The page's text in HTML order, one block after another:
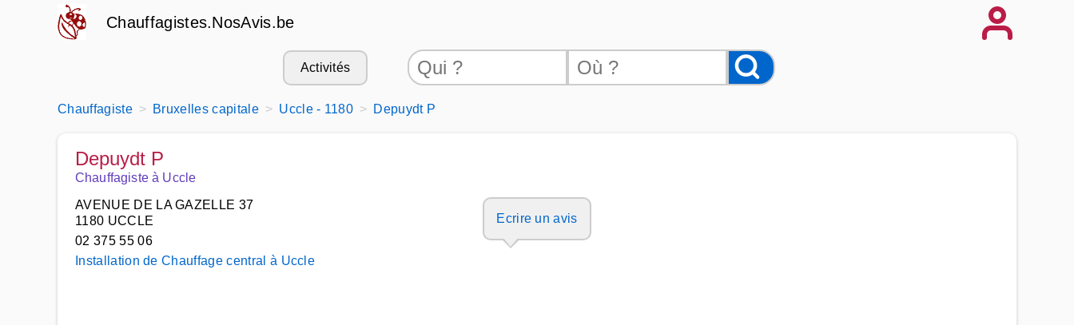
Chauffagistes.NosAvis.be
Activités
Chauffagiste Bruxelles capitale Uccle - 1180 Depuydt P
Depuydt P
Chauffagiste à Uccle
AVENUE DE LA GAZELLE 37
1180 UCCLE
02 375 55 06
Installation de Chauffage central à Uccle
Ecrire un avis